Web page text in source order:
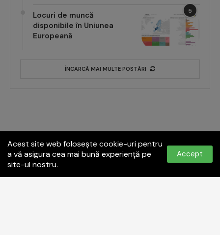
5
Locuri de muncă
disponibile în Uniunea
Europeană
ÎNCARCĂ MAI MULTE POSTĂRI
Acest site web folosește cookie-uri pentru
a vă asigura cea mai bună experiență pe
site-ul nostru.
Accept